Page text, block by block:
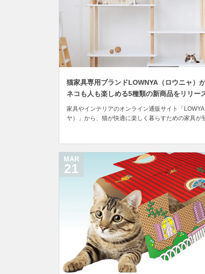
猫家具専用ブランドLOWNYA（ロウニャ）が
ネコも人も楽しめる5種類の新商品をリリー
家具やインテリアのオンライン通販サイト「
ヤ）」から、猫が快適に楽しく暮らすための家具が
品を提供する「ファストインテリア」ブランド。ト
意識したデザイナーズ家具やインテリア雑貨な...
MAR
21